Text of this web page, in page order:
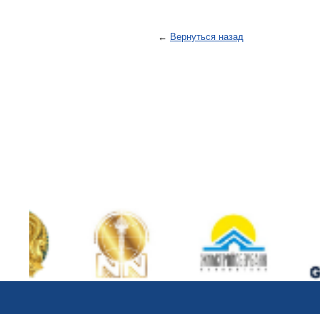
← Вернуться назад